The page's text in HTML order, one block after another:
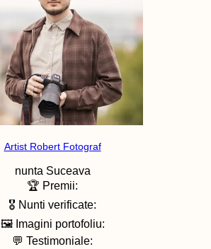
Artist Robert Fotograf
nunta Suceava
🏆 Premii:
🎖️ Nunti verificate:
🖼️ Imagini portofoliu:
💬 Testimoniale: